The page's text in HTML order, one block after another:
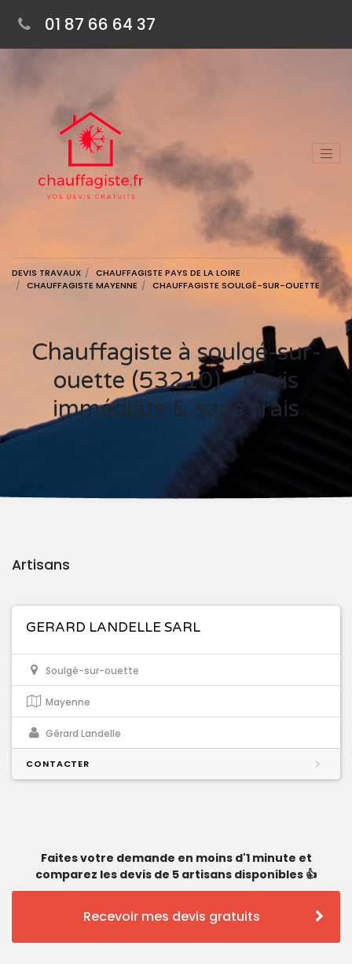
01 87 66 64 37
DEVIS TRAVAUX
CHAUFFAGISTE PAYS DE LA LOIRE
CHAUFFAGISTE MAYENNE
CHAUFFAGISTE SOULGÉ-SUR-OUETTE
Chauffagiste à soulgé-sur-
ouette (53210) - devis
immédiats & sans frais
Artisans
GERARD LANDELLE SARL
Soulgé-sur-ouette
Mayenne
Gérard Landelle
CONTACTER
Faites votre demande en moins d'1 minute et
comparez les devis de 5 artisans disponibles 👍
Recevoir mes devis gratuits